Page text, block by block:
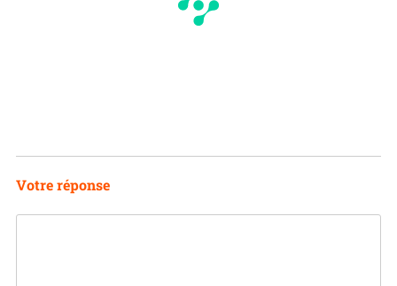
Votre réponse